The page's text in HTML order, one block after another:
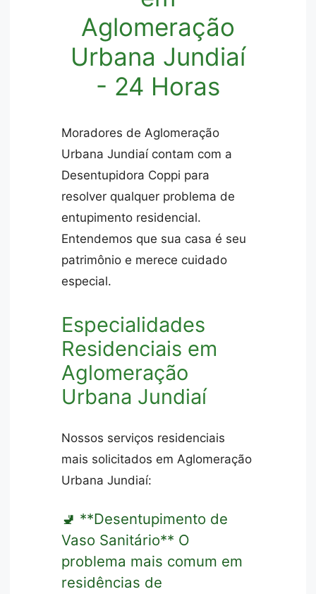
Aglomeração
Urbana Jundiaí
- 24 Horas
Moradores de Aglomeração
Urbana Jundiaí contam com a
Desentupidora Coppi para
resolver qualquer problema de
entupimento residencial.
Entendemos que sua casa é seu
patrimônio e merece cuidado
especial.
Especialidades
Residenciais em
Aglomeração
Urbana Jundiaí
Nossos serviços residenciais
mais solicitados em Aglomeração
Urbana Jundiaí:
🚽 **Desentupimento de
Vaso Sanitário** O
problema mais comum em
residências de